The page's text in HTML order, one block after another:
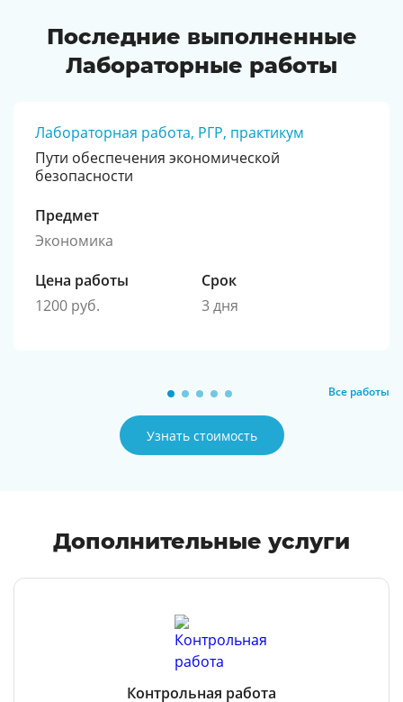
Последние выполненные
Лабораторные работы
Лабораторная работа, РГР, практикум
Пути обеспечения экономической
безопасности
Предмет
Экономика
Цена работы
1200 руб.
Срок
3 дня
Все работы
Узнать стоимость
Дополнительные услуги
Контрольная работа